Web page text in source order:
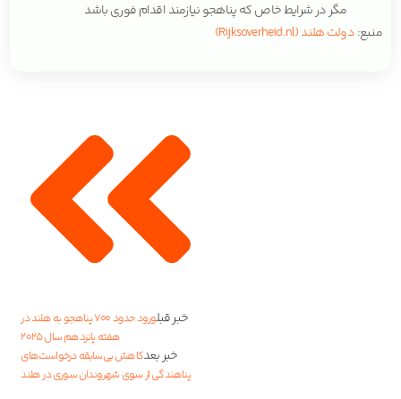
مگر در شرایط خاص که پناهجو نیازمند اقدام فوری باشد
منبع:دولت هلند (Rijksoverheid.nl)
خبر قبل
ورود حدود ۷۰۰ پناهجو به هلند در
هفته پانزدهم سال ۲۰۲۵
خبر بعدکاهش بی‌سابقه درخواست‌های
پناهندگی از سوی شهروندان سوری در هلند